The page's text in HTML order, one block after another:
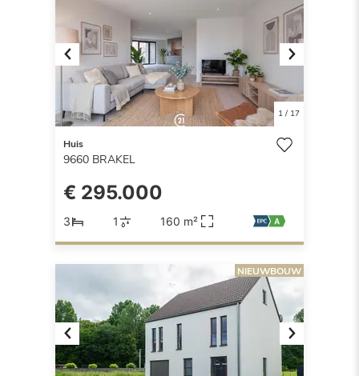
Previous Next
1/ 17
Huis
9660 BRAKEL
€ 295.000
3 1 160 m²
Previous Next
NIEUWBOUW